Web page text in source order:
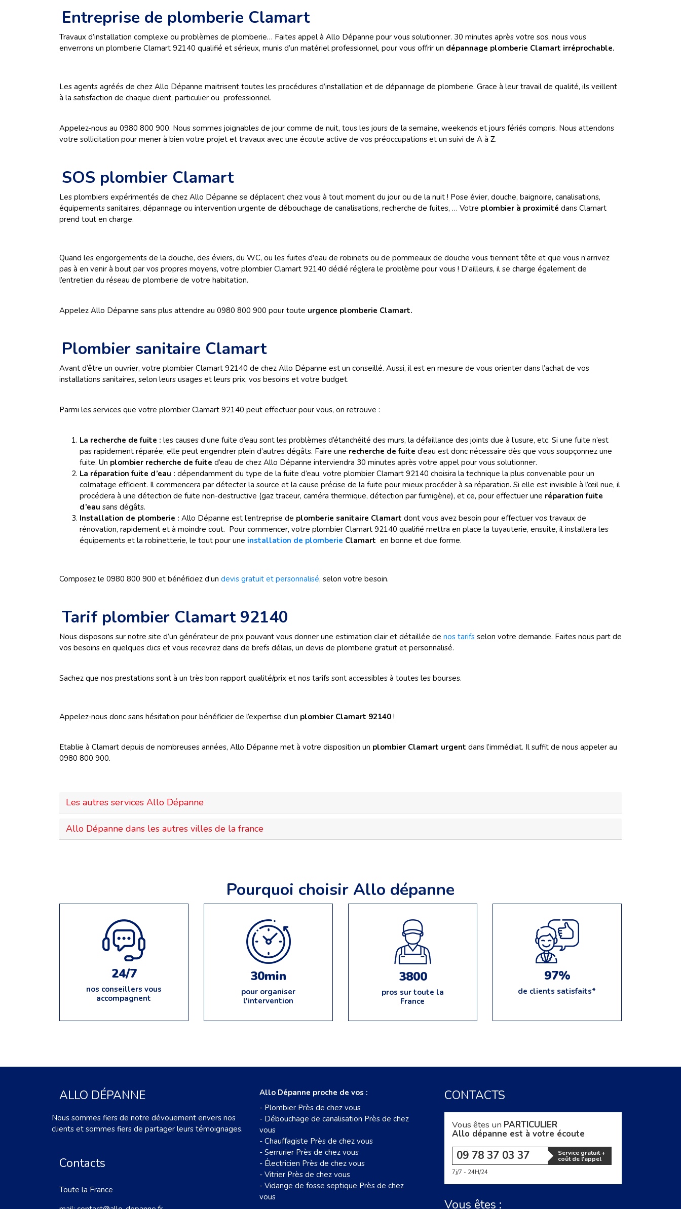
Entreprise de plomberie Clamart
Travaux d’installation complexe ou problèmes de plomberie… Faites appel à Allo Dépanne pour vous solutionner. 30 minutes après votre sos, nous vous
enverrons un plomberie Clamart 92140 qualifié et sérieux, munis d’un matériel professionnel, pour vous offrir un dépannage plomberie Clamart irréprochable.
Les agents agréés de chez Allo Dépanne maitrisent toutes les procédures d’installation et de dépannage de plomberie. Grace à leur travail de qualité, ils veillent
à la satisfaction de chaque client, particulier ou professionnel.
Appelez-nous au 0980 800 900. Nous sommes joignables de jour comme de nuit, tous les jours de la semaine, weekends et jours fériés compris. Nous attendons
votre sollicitation pour mener à bien votre projet et travaux avec une écoute active de vos préoccupations et un suivi de A à Z.
SOS plombier Clamart
Les plombiers expérimentés de chez Allo Dépanne se déplacent chez vous à tout moment du jour ou de la nuit ! Pose évier, douche, baignoire, canalisations,
équipements sanitaires, dépannage ou intervention urgente de débouchage de canalisations, recherche de fuites, … Votre plombier à proximité dans Clamart
prend tout en charge.
Quand les engorgements de la douche, des éviers, du WC, ou les fuites d'eau de robinets ou de pommeaux de douche vous tiennent tête et que vous n’arrivez
pas à en venir à bout par vos propres moyens, votre plombier Clamart 92140 dédié réglera le problème pour vous ! D’ailleurs, il se charge également de
l’entretien du réseau de plomberie de votre habitation.
Appelez Allo Dépanne sans plus attendre au 0980 800 900 pour toute urgence plomberie Clamart.
Plombier sanitaire Clamart
Avant d’être un ouvrier, votre plombier Clamart 92140 de chez Allo Dépanne est un conseillé. Aussi, il est en mesure de vous orienter dans l’achat de vos
installations sanitaires, selon leurs usages et leurs prix, vos besoins et votre budget.
Parmi les services que votre plombier Clamart 92140 peut effectuer pour vous, on retrouve :
La recherche de fuite : les causes d’une fuite d’eau sont les problèmes d’étanchéité des murs, la défaillance des joints due à l’usure, etc. Si une fuite n’est
pas rapidement réparée, elle peut engendrer plein d’autres dégâts. Faire une recherche de fuite d’eau est donc nécessaire dès que vous soupçonnez une
fuite. Un plombier recherche de fuite d’eau de chez Allo Dépanne interviendra 30 minutes après votre appel pour vous solutionner.
La réparation fuite d’eau : dépendamment du type de la fuite d’eau, votre plombier Clamart 92140 choisira la technique la plus convenable pour un
colmatage efficient. Il commencera par détecter la source et la cause précise de la fuite pour mieux procéder à sa réparation. Si elle est invisible à l’œil nue, il
procédera à une détection de fuite non-destructive (gaz traceur, caméra thermique, détection par fumigène), et ce, pour effectuer une réparation fuite
d’eau sans dégâts.
Installation de plomberie : Allo Dépanne est l’entreprise de plomberie sanitaire Clamart dont vous avez besoin pour effectuer vos travaux de
rénovation, rapidement et à moindre cout. Pour commencer, votre plombier Clamart 92140 qualifié mettra en place la tuyauterie, ensuite, il installera les
équipements et la robinetterie, le tout pour une installation de plomberie Clamart en bonne et due forme.
Composez le 0980 800 900 et bénéficiez d’un devis gratuit et personnalisé, selon votre besoin.
Tarif plombier Clamart 92140
Nous disposons sur notre site d’un générateur de prix pouvant vous donner une estimation clair et détaillée de nos tarifs selon votre demande. Faites nous part de
vos besoins en quelques clics et vous recevrez dans de brefs délais, un devis de plomberie gratuit et personnalisé.
Sachez que nos prestations sont à un très bon rapport qualité/prix et nos tarifs sont accessibles à toutes les bourses.
Appelez-nous donc sans hésitation pour bénéficier de l’expertise d’un plombier Clamart 92140 !
Etablie à Clamart depuis de nombreuses années, Allo Dépanne met à votre disposition un plombier Clamart urgent dans l’immédiat. Il suffit de nous appeler au
0980 800 900.
Les autres services Allo Dépanne
Allo Dépanne dans les autres villes de la france
Pourquoi choisir Allo dépanne
24/7
nos conseillers vous
accompagnent
30min
pour organiser
l'intervention
3800
pros sur toute la
France
97%
de clients satisfaits*
ALLO DÉPANNE
Nous sommes fiers de notre dévouement envers nos
clients et sommes fiers de partager leurs témoignages.
Contacts
Toute la France
Allo Dépanne proche de vos :
- Plombier Près de chez vous
- Débouchage de canalisation Près de chez
vous
- Chauffagiste Près de chez vous
- Serrurier Près de chez vous
- Électricien Près de chez vous
- Vitrier Près de chez vous
- Vidange de fosse septique Près de chez
vous
CONTACTS
Vous êtes un PARTICULIER
Allo dépanne est à votre écoute
09 78 37 03 37 Service gratuit +
coût de l'appel
7j/7 - 24H/24
Vous êtes :